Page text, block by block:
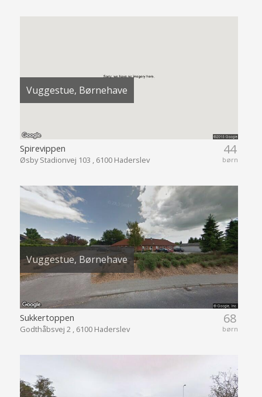
Vuggestue, Børnehave
44
børn
Spirevippen
Øsby Stadionvej 103 , 6100 Haderslev
Vuggestue, Børnehave
68
børn
Sukkertoppen
Godthåbsvej 2 , 6100 Haderslev